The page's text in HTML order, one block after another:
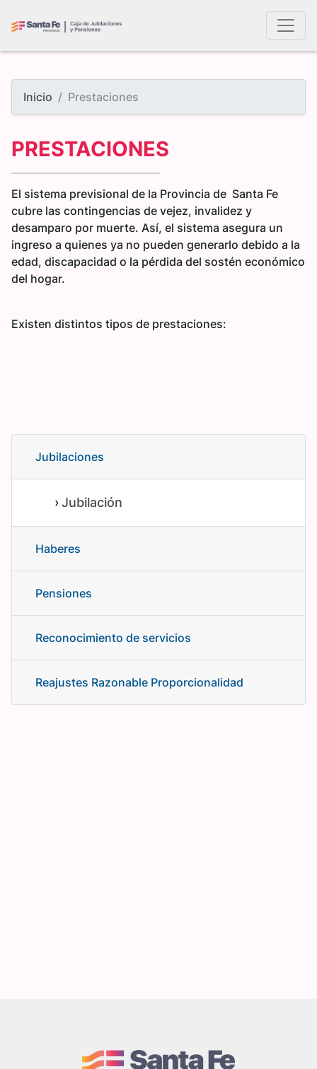
Inicio Prestaciones
PRESTACIONES
El sistema previsional de la Provincia de Santa Fe
cubre las contingencias de vejez, invalidez y
desamparo por muerte. Así, el sistema asegura un
ingreso a quienes ya no pueden generarlo debido a la
edad, discapacidad o la pérdida del sostén económico
del hogar.
Existen distintos tipos de prestaciones:
Jubilaciones
Jubilación
Haberes
Pensiones
Reconocimiento de servicios
Reajustes Razonable Proporcionalidad